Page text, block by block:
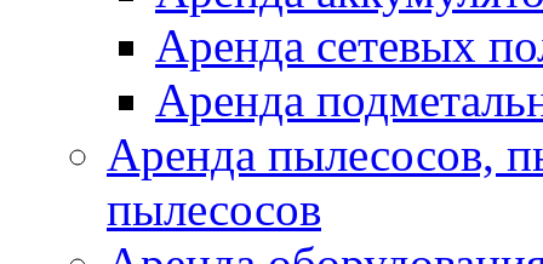
Аренда сетевых
Аренда
Аренда пылесосов,
пылесосов